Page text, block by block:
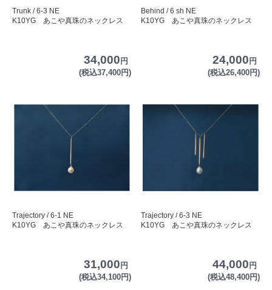
Trunk / 6-3 NE
K10YG あこや真珠のネックレス
34,000 円
(税込37,400円)
Behind / 6 sh NE
K10YG あこや真珠のネックレス
24,000 円
(税込26,400円)
Trajectory / 6-1 NE
K10YG あこや真珠のネックレス
31,000 円
(税込34,100円)
Trajectory / 6-3 NE
K10YG あこや真珠のネックレス
44,000 円
(税込48,400円)